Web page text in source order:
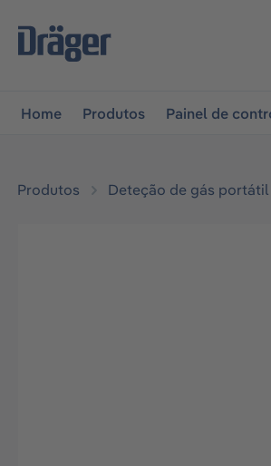
a navegação principal
Home Produtos Painel de
Produtos Deteção de gás portátil